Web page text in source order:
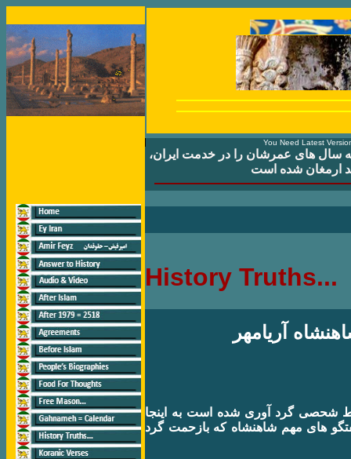
You Need Latest
سال های عمرشان را در خدمت ايران،
ارمغان شده است
History Truths...
آريامهر
شحصی گرد آوری شده است به اينجا
های مهم شاهنشاه که بازحمت گرد